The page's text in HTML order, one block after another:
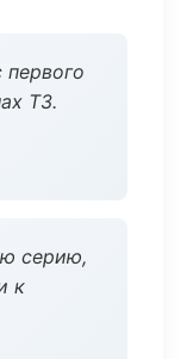
ТЗ.
серию,
к